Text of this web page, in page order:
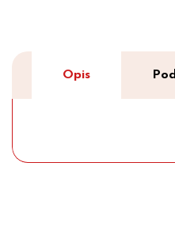
Opis